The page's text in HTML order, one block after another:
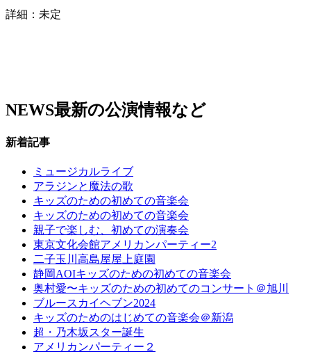
詳細：未定
NEWS最新の公演情報など
新着記事
ミュージカルライブ
アラジンと魔法の歌
キッズのための初めての音楽会
キッズのための初めての音楽会
親子で楽しむ、初めての演奏会
東京文化会館アメリカンパーティー2
二子玉川高島屋屋上庭園
静岡AOIキッズのための初めての音楽会
奥村愛〜キッズのための初めてのコンサート＠旭川
ブルースカイヘブン2024
キッズのためのはじめての音楽会＠新潟
超・乃木坂スター誕生
アメリカンパーティー２